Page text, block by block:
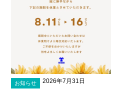
お知らせ 2026年7月31日